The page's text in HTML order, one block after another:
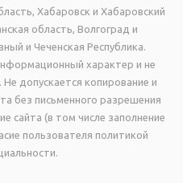
Хабаровск и Хабаровский
область, Волгоград и
и Чеченская Республика.
характер и не
допускается копирование и
без письменного разрешения
сайта (в том числе заполнение
пользователя политикой